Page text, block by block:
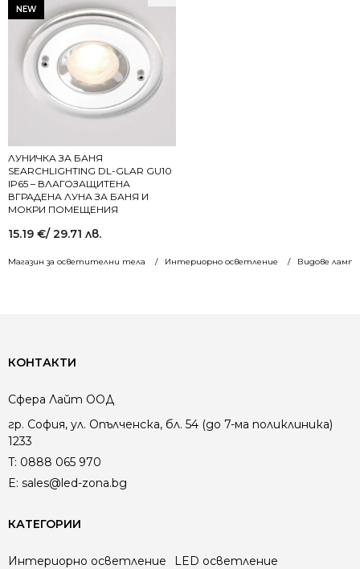
Магазин за осветителни тела Интериорно осветление Видове
NEW
ЛУНИЧКА ЗА БАНЯ
SEARCHLIGHTING DL-GLAR GU10
IP65 – ВЛАГОЗАЩИТЕНА
ВГРАДЕНА ЛУНА ЗА БАНЯ И
МОКРИ ПОМЕЩЕНИЯ
15.19 €/ 29.71 лв.
КОНТАКТИ
Сфера Лайт ООД
гр. София, ул. Опълченска, бл. 54 (до 7-ма поликлиника)
1233
T: 0888 065 970
E: sales@led-zona.bg
КАТЕГОРИИ
Интериорно осветление
LED осветление